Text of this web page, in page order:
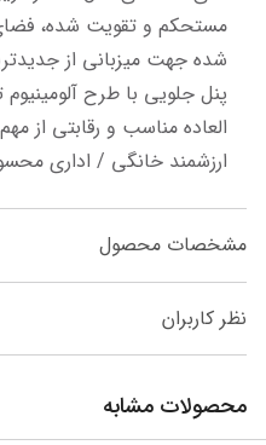
ارزشمند خانگی / اداری
مشخصات محصول
نظر کاربران
محصولات مشابه